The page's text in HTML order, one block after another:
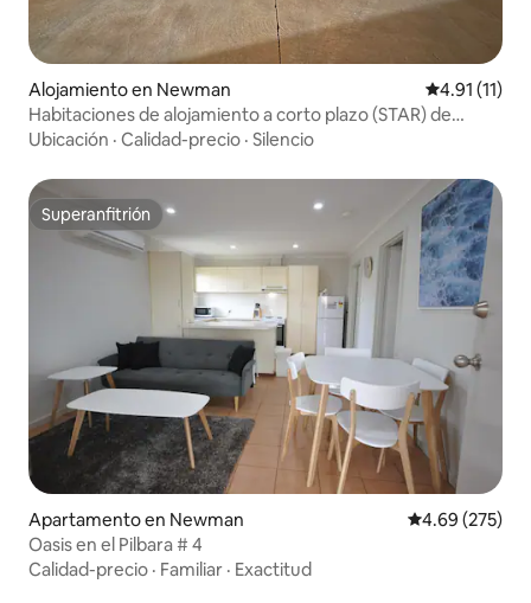
Alojamiento en Newman Calificación
4.91 (11)
Habitaciones de alojamiento a corto plazo (STAR) de
Newman
Ubicación · Calidad-precio · Silencio
Superanfitrión
Superanfitrión
Apartamento en Newman Calificación
4.69 (275)
Oasis en el Pilbara # 4
Calidad-precio · Familiar · Exactitud